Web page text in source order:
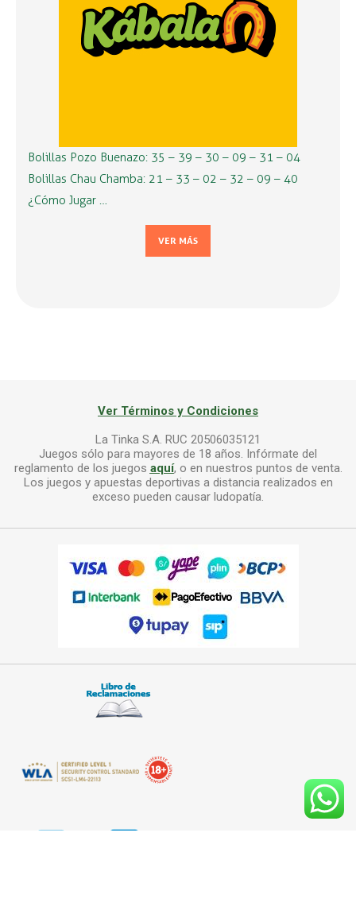
Bolillas Pozo Buenazo: 35 – 39 – 30 – 09 – 31 – 04
Bolillas Chau Chamba: 21 – 33 – 02 – 32 – 09 – 40
¿Cómo Jugar …
VER MÁS
Ver Términos y Condiciones
La Tinka S.A. RUC 20506035121
Juegos sólo para mayores de 18 años. Infórmate del
reglamento de los juegos aquí, o en nuestros puntos de venta.
Los juegos y apuestas deportivas a distancia realizados en
exceso pueden causar ludopatía.